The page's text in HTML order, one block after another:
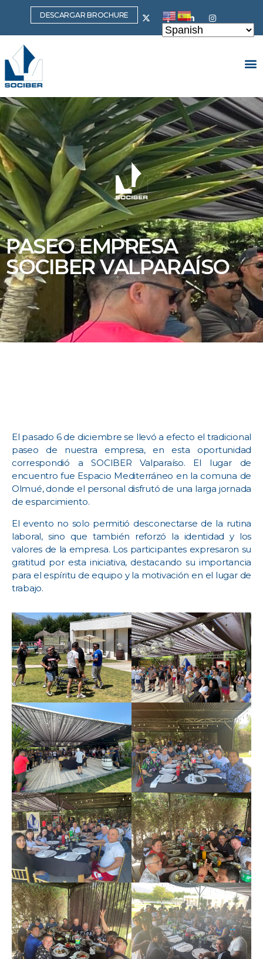
DESCARGAR BROCHURE
PASEO EMPRESA
SOCIBER VALPARAÍSO
El pasado 6 de diciembre se llevó a efecto el tradicional
paseo de nuestra empresa, en esta oportunidad
correspondió a SOCIBER Valparaíso. El lugar de
encuentro fue Espacio Mediterráneo en la comuna de
Olmué, donde el personal disfrutó de una larga jornada
de esparcimiento.
El evento no solo permitió desconectarse de la rutina
laboral, sino que también reforzó la identidad y los
valores de la empresa. Los participantes expresaron su
gratitud por esta iniciativa, destacando su importancia
para el espíritu de equipo y la motivación en el lugar de
trabajo.